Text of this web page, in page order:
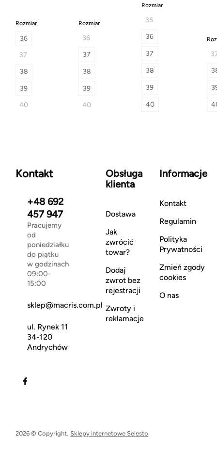
Rozmiar
36
37
38
39
40
Rozmiar
36
37
38
39
40
Rozmiar
35
36
37
38
39
40
Kontakt
+48 692
457 947
Pracujemy
od
poniedziałku
do piątku
w godzinach
09:00-
15:00
sklep@macris.com.pl
ul. Rynek 11
34-120
Andrychów
Obsługa
klienta
Dostawa
Jak
zwrócić
towar?
Dodaj
zwrot bez
rejestracji
Zwroty i
reklamacje
Informacje
Kontakt
Regulamin
Polityka
Prywatności
Zmień zgody
cookies
O nas
2026 © Copyright. Sklepy internetowe Selesto